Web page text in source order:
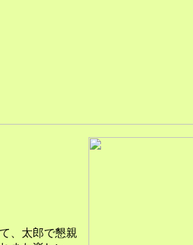
、太郎で懇親